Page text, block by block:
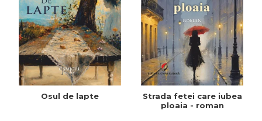
Osul de lapte
Strada fetei care iubea
ploaia - roman